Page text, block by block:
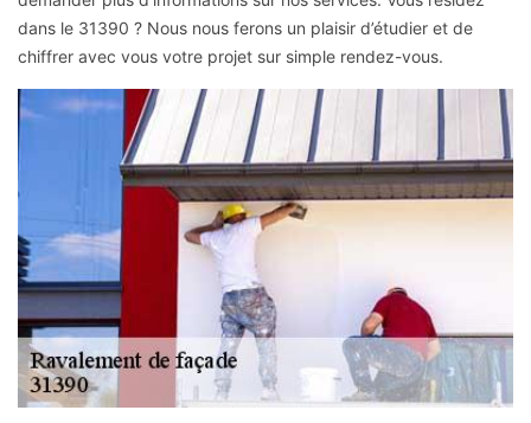
dans le 31390 ? Nous nous ferons un plaisir d’étudier et de
chiffrer avec vous votre projet sur simple rendez-vous.